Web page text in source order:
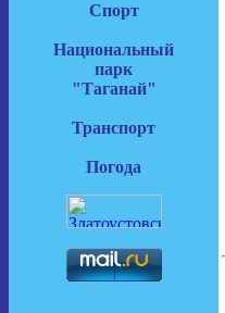
Спорт
Национальный
парк
"Таганай"
Транспорт
Погода